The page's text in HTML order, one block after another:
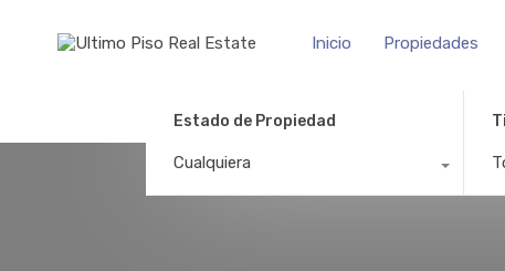
Inicio Propiedades
Estado de Propiedad
Cualquiera